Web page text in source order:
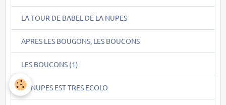
LA TOUR DE BABEL DE LA NUPES
APRES LES BOUGONS, LES BOUCONS
LES BOUCONS (1)
LA NUPES EST TRES ECOLO